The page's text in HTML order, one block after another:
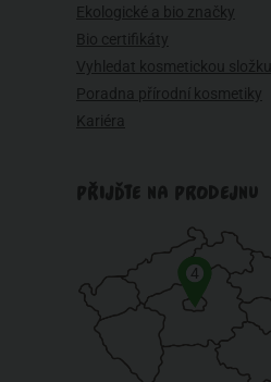
Ekologické a bio značky
Bio certifikáty
Vyhledat kosmetickou složku
Poradna přírodní kosmetiky
Kariéra
PŘIJĎTE NA PRODEJNU
4